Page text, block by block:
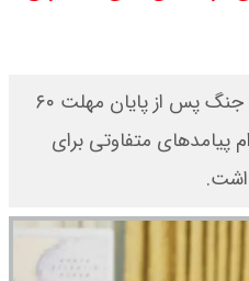
را از دست می
دولت چقدر تمام می شود؟
یک ادعا: برخی مالکان اجاره بها را ۶۰
چهار سناریوی اصلی برای آینده جنگ پس از پایان مهلت ۶۰
پیامد‌های متفاوتی برای